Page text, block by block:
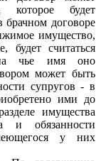
которое будет
договоре
имущество,
будет считаться
на чье имя оно
может быть
супругов - в
ими до
имущества
и обязанности
у них